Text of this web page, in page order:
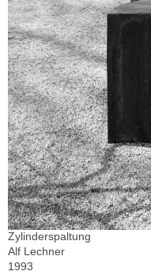
Zylinderspaltung
Alf Lechner
1993